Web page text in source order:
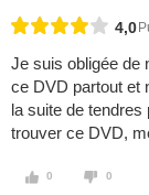
4,0
Je suis obligée de
ce DVD partout et
la suite de
trouver ce DVD,
0 0